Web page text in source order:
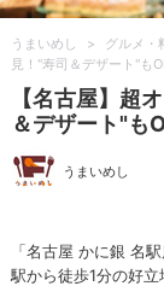
うまいめし > グルメ・
見！"寿司＆デザート"も
【名古屋】超
＆デザート"も
うまいめし
「名古屋 かに銀 名
駅から徒歩1分の好